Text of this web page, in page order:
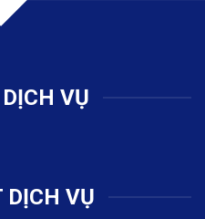
VỤ
DỊCH VỤ